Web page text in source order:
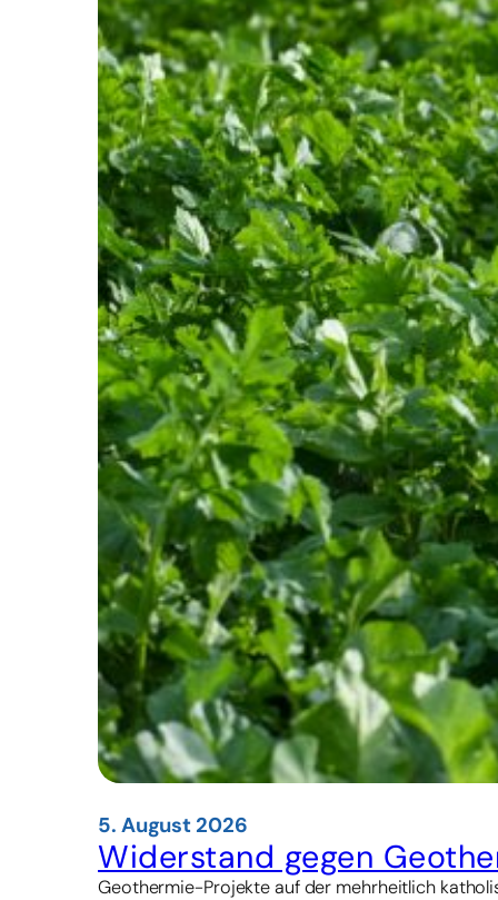
5. August 2026
Widerstand gegen
Geothermie-Projekte auf der mehrheitlich